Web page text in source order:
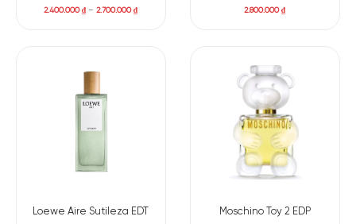
2.400.000₫ –2.700.000₫ 2.800.000₫
Loewe Aire Sutileza EDT Moschino Toy 2 EDP